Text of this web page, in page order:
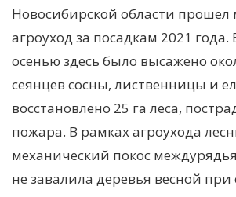
Новосибирской области прошел
агроуход за посадкам 2021 года.
осенью здесь было высажено
сеянцев сосны, лиственницы и
восстановлено 25 га леса,
пожара. В рамках агроухода
механический покос
не завалила деревья весной при